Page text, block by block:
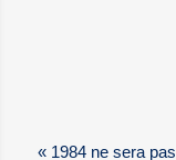
« 1984 ne sera